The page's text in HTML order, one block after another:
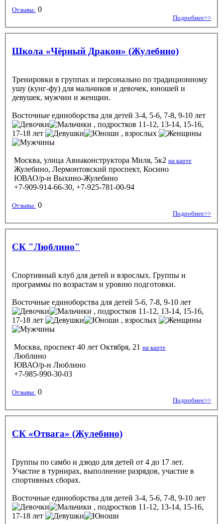
Отзывы: 0
Подробнее>>
Школа «Чёрный Дракон» (Жулебино)
Тренировки в группах и персонально по традиционному
ушу (кунг-фу) для мальчиков и девочек, юношей и
девушек, мужчин и женщин.
Восточные единоборства для детей 3-4, 5-6, 7-8, 9-10 лет
, подростков 11-12, 13-14, 15-16,
17-18 лет
, взрослых
Москва, улица Авиаконструктора Миля, 5к2 на карте
Жулебино, Лермонтовский проспект, Косино
ЮВАО/р-н Выхино-Жулебино
+7-909-914-66-30, +7-925-781-00-94
Отзывы: 0
Подробнее>>
СК "Люблино"
Спортивный клуб для детей и взрослых. Группы и
программы по возрастам и уровню подготовки.
Восточные единоборства для детей 5-6, 7-8, 9-10 лет
, подростков 11-12, 13-14, 15-16,
17-18 лет
, взрослых
Москва, проспект 40 лет Октября, 21 на карте
Люблино
ЮВАО/р-н Люблино
+7-985-990-30-03
Отзывы: 0
Подробнее>>
СК «Отвага» (Жулебино)
Группы по самбо и дзюдо для детей от 4 до 17 лет.
Участие в турнирах, выполнение разрядов, участие в
спортивных сборах.
Восточные единоборства для детей 3-4, 5-6, 7-8, 9-10 лет
, подростков 11-12, 13-14, 15-16,
17-18 лет